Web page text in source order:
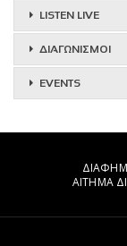
LISTEN LIVE
ΔΙΑΓΩΝΙΣΜΟΙ
EVENTS
ΑΙΤΗΜΑ